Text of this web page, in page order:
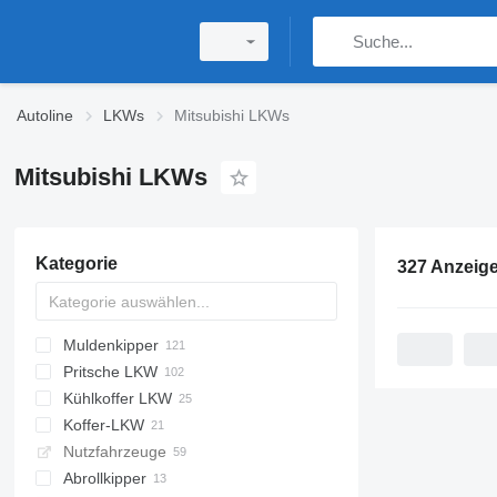
Autoline LKWs Mitsubishi LKWs
Mitsubishi LKWs
Kategorie
Muldenkipper
Pritsche LKW
Kühlkoffer LKW
Koffer-LKW
Nutzfahrzeuge
Abrollkipper
327